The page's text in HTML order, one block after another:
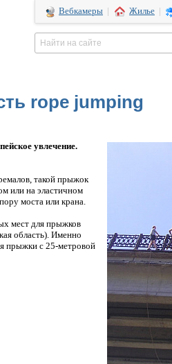
Вебкамеры Жилье
rope jumping
увлечение.
такой прыжок
или на эластичном
моста или крана.
мест для прыжков
область). Именно
прыжки с 25-метровой